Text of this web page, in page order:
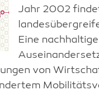
Jahr 2002
Eine
von